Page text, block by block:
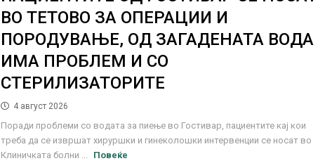
ВО ТЕТОВО ЗА ОПЕРАЦИИ И
ПОРОДУВАЊЕ, ОД ЗАГАДЕНАТА ВОДА
ИМА ПРОБЛЕМ И СО
СТЕРИЛИЗАТОРИТЕ
4 август 2026
Поради проблеми со водата за пиење во Гостивар, пациентите кај кои
треба да се извршат хируршки и гинеколошки интервенции се носат во
Клиничката болни ...
Повеќе